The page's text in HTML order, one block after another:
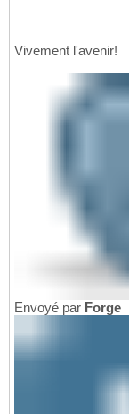
Vivement l'avenir!
Envoyé par Forge